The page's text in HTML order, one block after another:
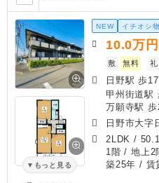
もっと見る
NEW イチオシ
10.0万円
敷
無料 礼
日野駅 歩
甲州街道駅
万願寺駅 歩
日野市大字
2LDK /
1階 / 地上2
築25年 / 賃